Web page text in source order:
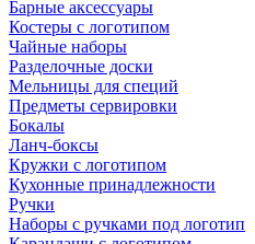
Барные аксессуары
Костеры с логотипом
Чайные наборы
Разделочные доски
Мельницы для специй
Предметы сервировки
Бокалы
Ланч-боксы
Кружки с логотипом
Кухонные принадлежности
Ручки
Наборы с ручками под логотип